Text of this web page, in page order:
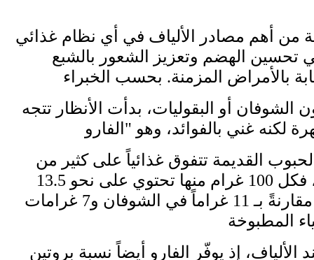
من أهم مصادر الألياف في أي نظام غذائي
الهضم وتعزيز الشعور بالشبع
الشوفان أو البقوليات، بدأت الأنظار تتجه
القديمة تتفوق غذائياً على كثير من
الخيارات الشائعة، فكل 100 غرام منها تحتوي على نحو 13.5
غرام من الألياف، مقارنةً بـ 11 غراماً في الشوفان و7 غرامات
الألياف، إذ يوفّر الفارو أيضاً نسبة بروتين